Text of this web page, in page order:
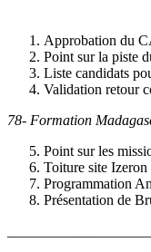
Approbation du
Point sur la piste
Liste candidats
Validation retour
78- Formation
Point sur les
Toiture site Izeron
Programmation
Présentation de